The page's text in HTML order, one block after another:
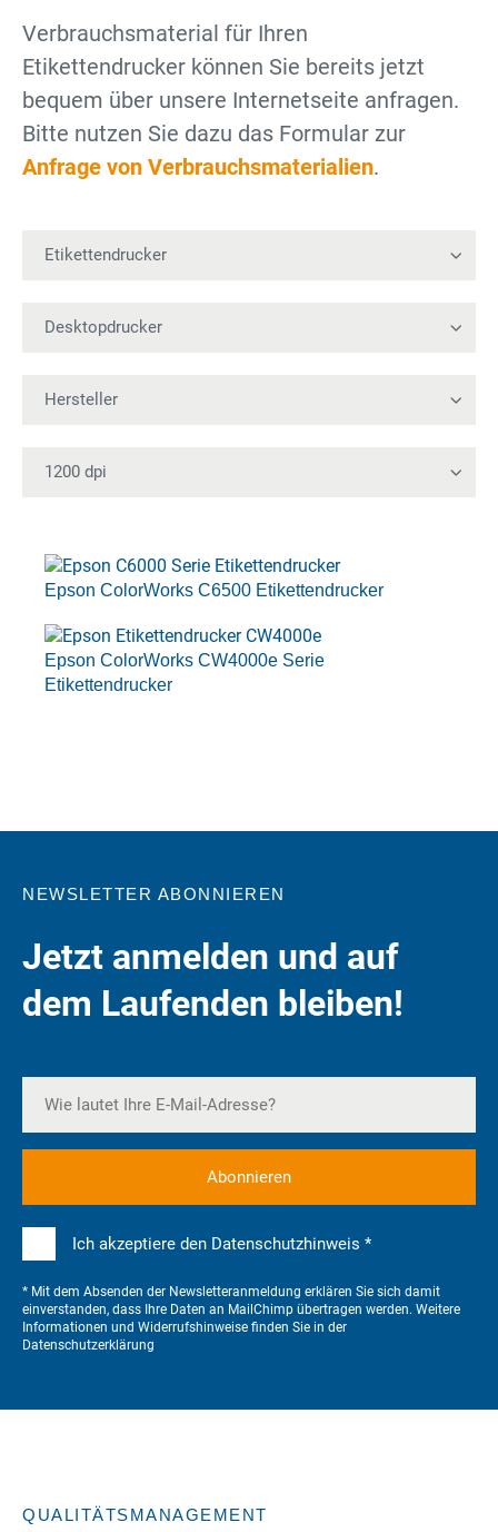
Verbrauchsmaterial für Ihren
Etikettendrucker können Sie bereits jetzt
bequem über unsere Internetseite anfragen.
Bitte nutzen Sie dazu das Formular zur
Anfrage von Verbrauchsmaterialien.
Epson ColorWorks C6500 Etikettendrucker
Epson ColorWorks CW4000e Serie
Etikettendrucker
NEWSLETTER ABONNIEREN
Jetzt anmelden und auf
dem Laufenden bleiben!
Ich akzeptiere den Datenschutzhinweis *
* Mit dem Absenden der Newsletteranmeldung erklären Sie sich damit
einverstanden, dass Ihre Daten an MailChimp übertragen werden. Weitere
Informationen und Widerrufshinweise finden Sie in der
Datenschutzerklärung
QUALITÄTSMANAGEMENT